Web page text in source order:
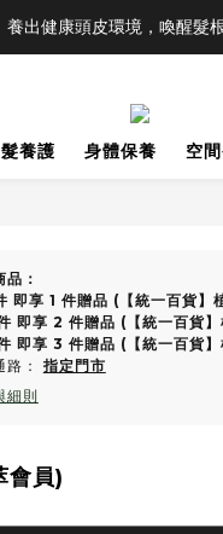
養出健康頭皮環境，喚醒
養護 身體保養 空
品：
即享 1 件贈品 (【統一百貨】
即享 2 件贈品 (【統一百貨
即享 3 件贈品 (【統一百貨
路： 指定門市
細則
會員)